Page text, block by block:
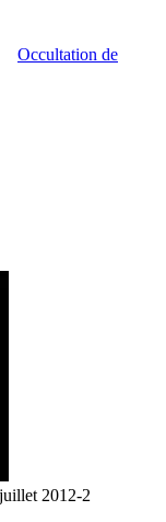
Occultation de
2012-2